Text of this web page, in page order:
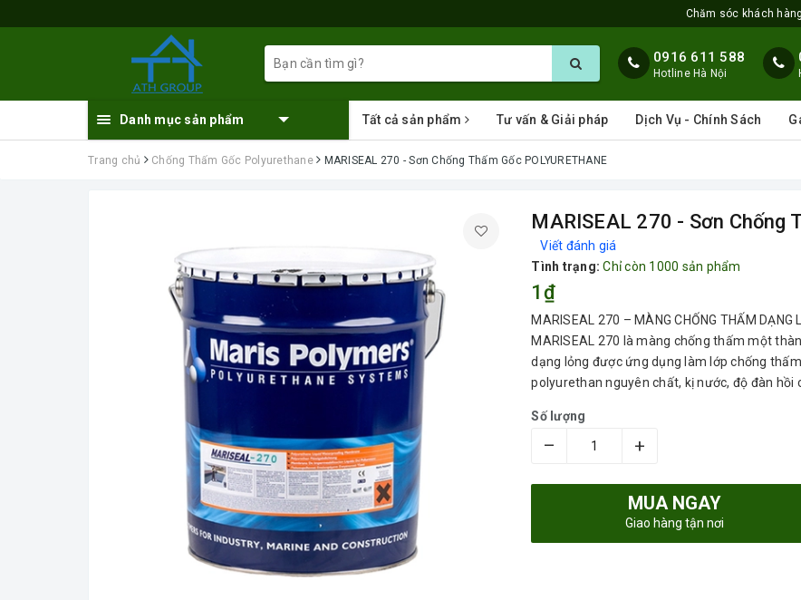
Chăm sóc khách
0916 611 588
Hotline Hà Nội
Danh mục sản phẩm Tất cả sản phẩm Tư vấn & Giải pháp Dịch Vụ - Chính Sách
Trang chủ Chống Thấm Gốc Polyurethane MARISEAL 270 - Sơn Chống Thấm Gốc POLYURETHANE
MARISEAL 270 - Sơn Chống
Viết đánh giá
Tình trạng: Chỉ còn 1000 sản phẩm
1₫
MARISEAL 270 – MÀNG CHỐNG THẤM DẠNG
MARISEAL 270 là màng chống thấm một
dạng lỏng được ứng dụng làm lớp chống
polyurethan nguyên chất, kị nước, độ đàn hồi
Số lượng
– +
MUA NGAY
Giao hàng tận nơi